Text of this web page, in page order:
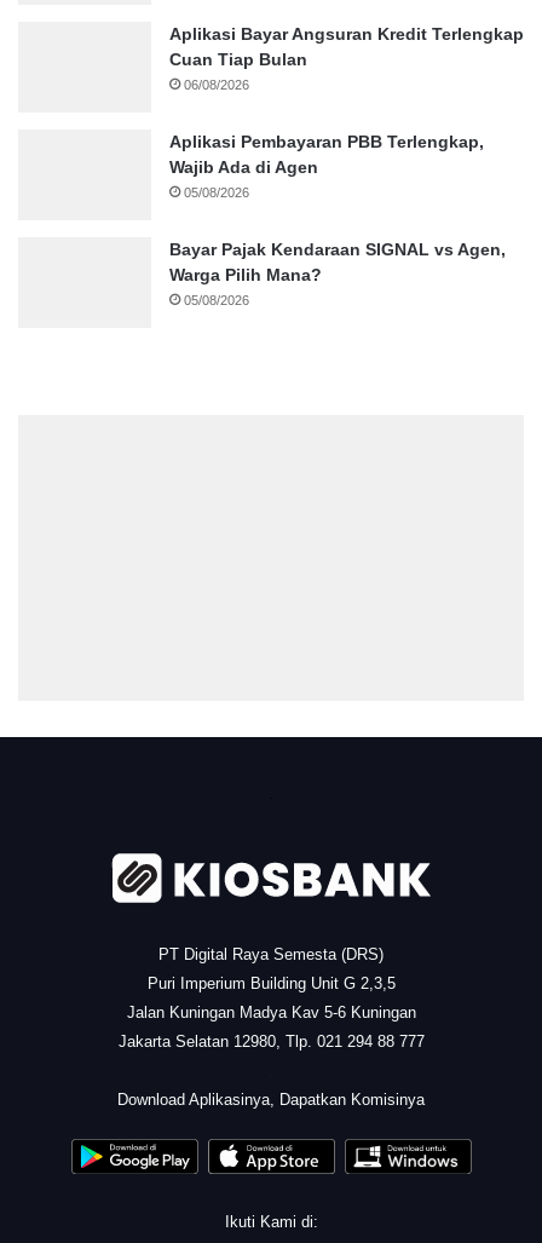
Aplikasi Bayar Angsuran Kredit Terlengkap
Cuan Tiap Bulan
06/08/2026
Aplikasi Pembayaran PBB Terlengkap,
Wajib Ada di Agen
05/08/2026
Bayar Pajak Kendaraan SIGNAL vs Agen,
Warga Pilih Mana?
05/08/2026
PT Digital Raya Semesta (DRS)
Puri Imperium Building Unit G 2,3,5
Jalan Kuningan Madya Kav 5-6 Kuningan
Jakarta Selatan 12980, Tlp. 021 294 88 777
Download Aplikasinya, Dapatkan Komisinya
Ikuti Kami di: